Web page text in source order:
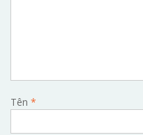
Tên *